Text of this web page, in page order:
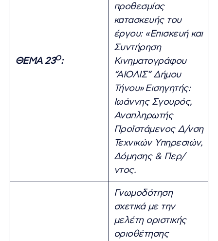
ΘΕΜΑ 23Ο:
προθεσμίας
κατασκευής του
έργου: «Επισκευή και
Συντήρηση
Κινηματογράφου
“ΑΙΟΛΙΣ” Δήμου
Τήνου»Εισηγητής:
Ιωάννης Σγουρός,
Αναπληρωτής
Προϊστάμενος Δ/νση
Τεχνικών Υπηρεσιών,
Δόμησης & Περ/
ντος.
Γνωμοδότηση
σχετικά με την
μελέτη οριστικής
οριοθέτησης